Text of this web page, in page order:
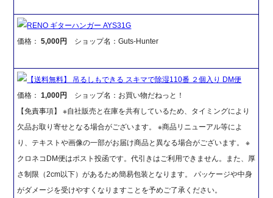
RENO ギターハンガー AYS31G
価格：5,000円 ショップ名：Guts-Hunter
【送料無料】 吊るしもできる スキマで除湿110番 ２個入り DM便
価格：1,000円
ショップ名：お買い物だねっと！
【免責事項】 ※自社販売と在庫を共有しているため、タイミングにより
欠品お取り寄せとなる場合がございます。 ※商品リニューアル等によ
り、テキストや画像の一部がお届け商品と異なる場合がございます。 ※
クロネコDM便はポスト投函です。代引きはご利用できません。また、厚
さ制限（2cm以下）があるため簡易包装となります。 パッケージや中身
がダメージを受けやすくなりますことを予めご了承ください。